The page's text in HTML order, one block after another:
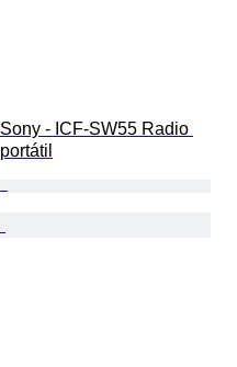
Sony - ICF-SW55 Radio
portátil